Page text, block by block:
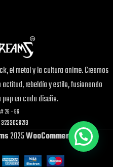
el metal y la cultura anime. Creamos
rebeldía y estilo, fusionando
en cada diseño.
26 - 66
2025WooCommerce.